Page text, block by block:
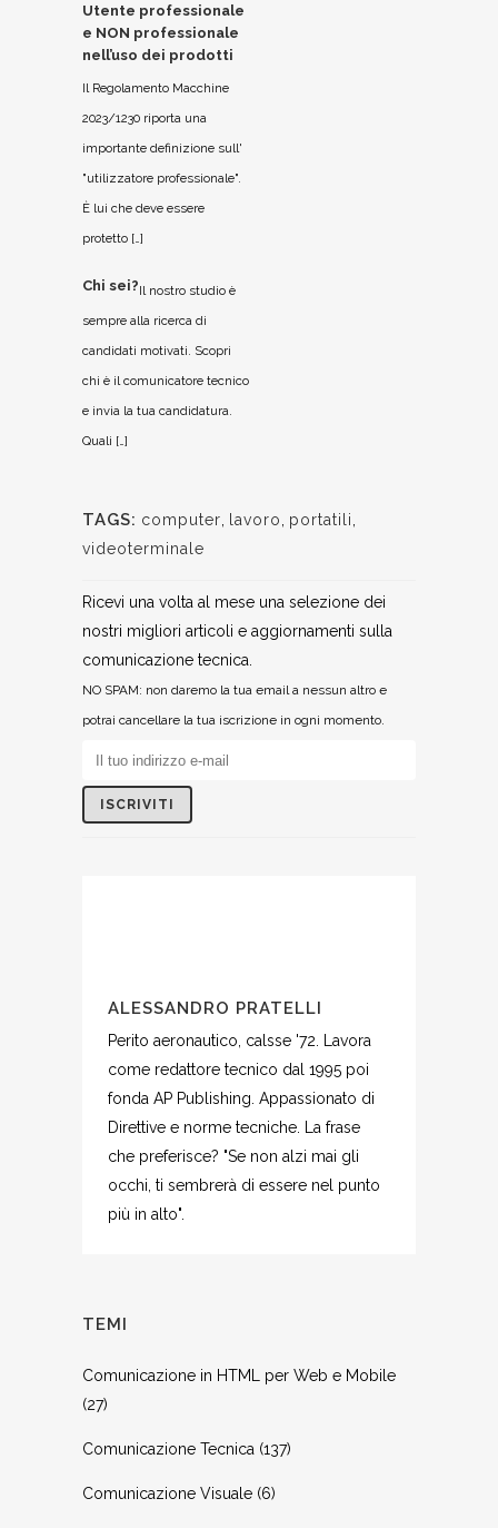
Utente professionale
e NON professionale
nell’uso dei prodotti
Il Regolamento Macchine
2023/1230 riporta una
importante definizione sull'
"utilizzatore professionale".
È lui che deve essere
protetto […]
Chi sei?Il nostro studio è
sempre alla ricerca di
candidati motivati. Scopri
chi è il comunicatore tecnico
e invia la tua candidatura.
Quali […]
TAGS: computer lavoro portatili
videoterminale
Ricevi una volta al mese una selezione dei
nostri migliori articoli e aggiornamenti sulla
comunicazione tecnica.
NO SPAM: non daremo la tua email a nessun altro e
potrai cancellare la tua iscrizione in ogni momento.
ALESSANDRO PRATELLI
Perito aeronautico, calsse '72. Lavora
come redattore tecnico dal 1995 poi
fonda AP Publishing. Appassionato di
Direttive e norme tecniche. La frase
che preferisce? "Se non alzi mai gli
occhi, ti sembrerà di essere nel punto
più in alto".
TEMI
Comunicazione in HTML per Web e Mobile
(27)
Comunicazione Tecnica (137)
Comunicazione Visuale (6)